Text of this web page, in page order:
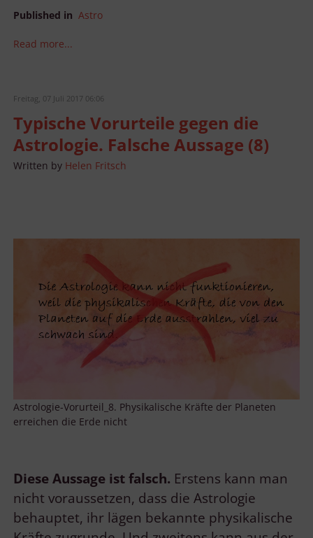
Published in Astro
Read more...
Freitag, 07 Juli 2017 06:06
Typische Vorurteile gegen die
Astrologie. Falsche Aussage (8)
Written by Helen Fritsch
Astrologie-Vorurteil_8. Physikalische Kräfte der Planeten
erreichen die Erde nicht
Diese Aussage ist falsch. Erstens kann man
nicht voraussetzen, dass die Astrologie
behauptet, ihr lägen bekannte physikalische